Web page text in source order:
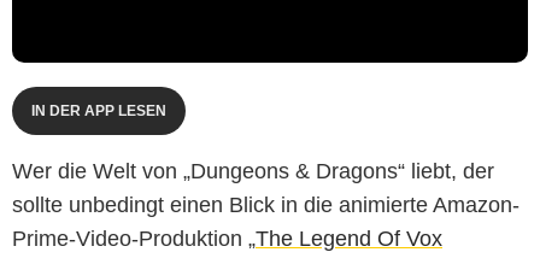
IN DER APP LESEN
Wer die Welt von „Dungeons & Dragons“ liebt, der
sollte unbedingt einen Blick in die animierte Amazon-
Prime-Video-Produktion „The Legend Of Vox